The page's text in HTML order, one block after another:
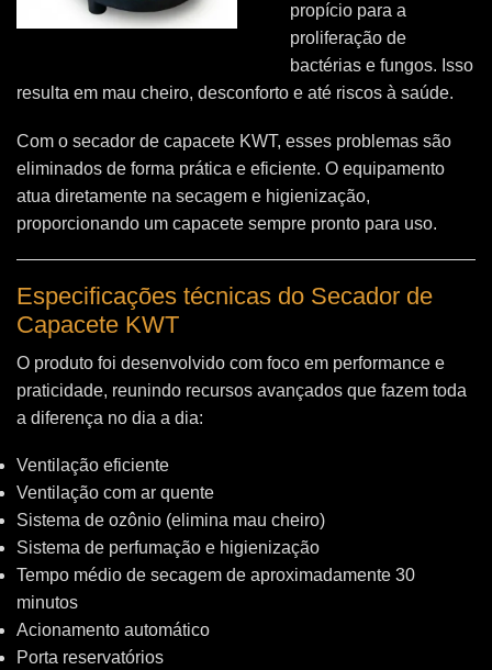
propício para a
proliferação de
bactérias e fungos. Isso
resulta em mau cheiro, desconforto e até riscos à saúde.
Com o secador de capacete KWT, esses problemas são
eliminados de forma prática e eficiente. O equipamento
atua diretamente na secagem e higienização,
proporcionando um capacete sempre pronto para uso.
Especificações técnicas do Secador de
Capacete KWT
O produto foi desenvolvido com foco em performance e
praticidade, reunindo recursos avançados que fazem toda
a diferença no dia a dia:
Ventilação eficiente
Ventilação com ar quente
Sistema de ozônio (elimina mau cheiro)
Sistema de perfumação e higienização
Tempo médio de secagem de aproximadamente 30
minutos
Acionamento automático
Porta reservatórios